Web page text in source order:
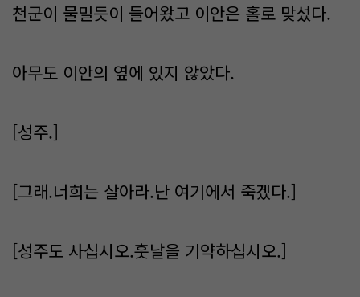
천군이 물밀듯이 들어왔고 이안은 홀로 맞섰다.
아무도 이안의 옆에 있지 않았다.
[성주.]
[그래.너희는 살아라.난 여기에서 죽겠다.]
[성주도 사십시오.훗날을 기약하십시오.]